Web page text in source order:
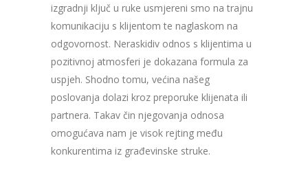
izgradnji ključ u ruke usmjereni smo na trajnu
komunikaciju s klijentom te naglaskom na
odgovornost. Neraskidiv odnos s klijentima u
pozitivnoj atmosferi je dokazana formula za
uspjeh. Shodno tomu, većina našeg
poslovanja dolazi kroz preporuke klijenata ili
partnera. Takav čin njegovanja odnosa
omogućava nam je visok rejting među
konkurentima iz građevinske struke.